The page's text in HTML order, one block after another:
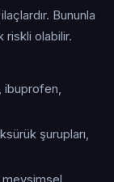
Bununla
riskli olabilir.
ibuprofen,
şurupları,